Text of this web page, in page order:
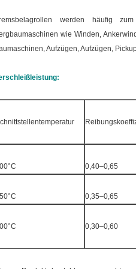
werden häufig
wie Winden,
Aufzügen, Aufzügen,
0,40–0,65
0,35–0,65
0,30–0,60